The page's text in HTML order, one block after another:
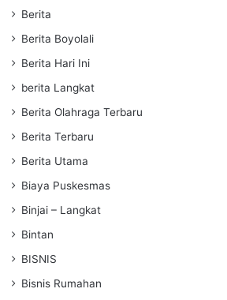
Berita
Berita Boyolali
Berita Hari Ini
berita Langkat
Berita Olahraga Terbaru
Berita Terbaru
Berita Utama
Biaya Puskesmas
Binjai – Langkat
Bintan
BISNIS
Bisnis Rumahan